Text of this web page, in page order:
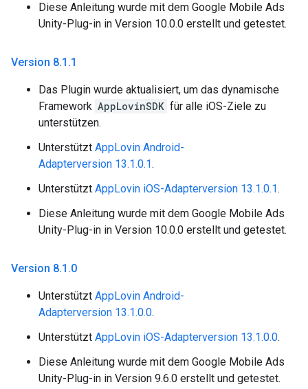
Diese Anleitung wurde mit dem Google Mobile Ads
Unity-Plug-in in Version 10.0.0 erstellt und getestet.
Version 8.1 .1
Das Plugin wurde aktualisiert, um das dynamische
Framework AppLovinSDK für alle iOS-Ziele zu
unterstützen.
Unterstützt AppLovin Android-
Adapterversion 13.1.0.1.
Unterstützt AppLovin iOS-Adapterversion 13.1.0.1.
Diese Anleitung wurde mit dem Google Mobile Ads
Unity-Plug-in in Version 10.0.0 erstellt und getestet.
Version 8.1 .0
Unterstützt AppLovin Android-
Adapterversion 13.1.0.0.
Unterstützt AppLovin iOS-Adapterversion 13.1.0.0.
Diese Anleitung wurde mit dem Google Mobile Ads
Unity-Plug-in in Version 9.6.0 erstellt und getestet.